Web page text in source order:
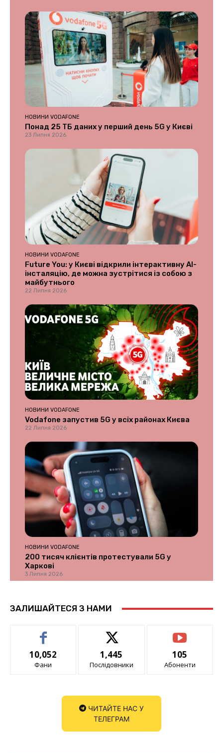
НОВИНИ VODAFONE
Понад 25 ТБ даних у перший день 5G у Києві
23 Липня 2026
НОВИНИ VODAFONE
Future You: у Києві відкрили інтерактивну AI-
інсталяцію, де можна зустрітися із собою з
майбутнього
22 Липня 2026
НОВИНИ VODAFONE
Vodafone запустив 5G у всіх районах Києва
22 Липня 2026
НОВИНИ VODAFONE
200 тисяч клієнтів протестували 5G у
Харкові
3 Липня 2026
ЗАЛИШАЙТЕСЯ З НАМИ
10,052
Фани
1,445
Послідовники
105
Абоненти
ЧИТАЙТЕ НАС У
ТЕЛЕГРАМ